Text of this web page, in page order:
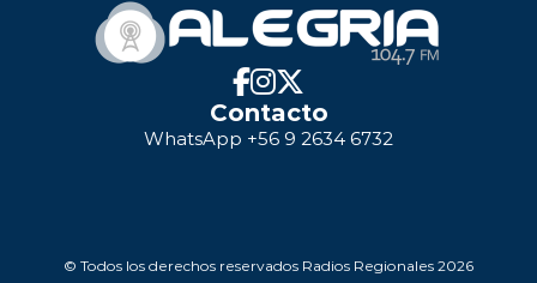
Contacto
WhatsApp +56 9 2634 6732
© Todos los derechos reservados Radios Regionales 2026